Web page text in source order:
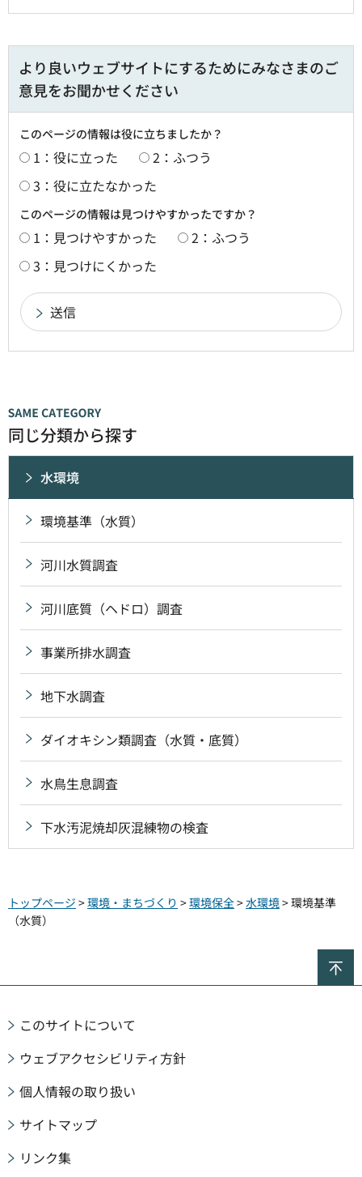
より良いウェブサイトにするためにみなさまのご
意見をお聞かせください
このページの情報は役に立ちましたか？
1：役に立った
2：ふつう
3：役に立たなかった
このページの情報は見つけやすかったですか？
1：見つけやすかった
2：ふつう
3：見つけにくかった
同じ分類から探す
水環境
環境基準（水質）
河川水質調査
河川底質（ヘドロ）調査
事業所排水調査
地下水調査
ダイオキシン類調査（水質・底質）
水鳥生息調査
下水汚泥焼却灰混練物の検査
トップページ >環境・まちづくり >環境保全>水環境> 環境基準
（水質）
このサイトについて
ウェブアクセシビリティ方針
個人情報の取り扱い
サイトマップ
リンク集